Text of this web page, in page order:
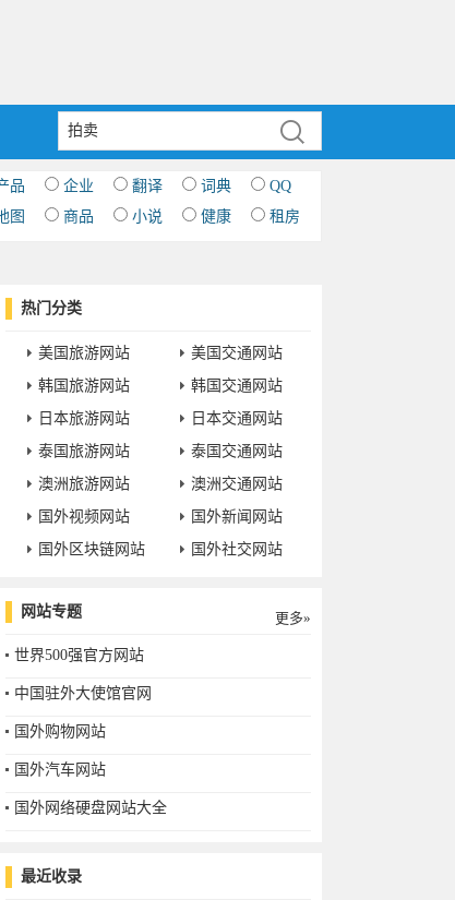
品 企业 翻译 词典
QQ
图 商品 小说 健康 租房
热门分类
美国旅游网站
美国交通网站
韩国旅游网站
韩国交通网站
日本旅游网站
日本交通网站
泰国旅游网站
泰国交通网站
澳洲旅游网站
澳洲交通网站
国外视频网站
国外新闻网站
国外区块链网站
国外社交网站
网站专题 更多»
世界500强官方网站
中国驻外大使馆官网
国外购物网站
国外汽车网站
国外网络硬盘网站大全
最近收录